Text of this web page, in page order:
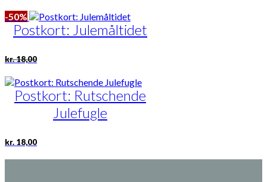
-50%
Postkort: Julemåltidet
kr.18,00Den
oprindelige
var:
kr. 18,00.
Den
aktuelle
er:
kr. 9,00.
Postkort: Rutschende
Julefugle
kr. 18,00